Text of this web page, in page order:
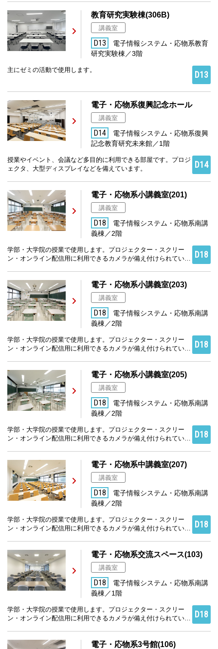
教育研究実験棟(306B)
講義室
D13
電子情報システム・応物系教育
研究実験棟／3階
主にゼミの活動で使用します。 D13
電子・応物系復興記念ホール
講義室
D14
電子情報システム・応物系復興
記念教育研究未来館／1階
授業やイベント、会議など多目的に利用できる部屋です。プロジ
ェクタ、大型ディスプレイなどを備えています。
D14
電子・応物系小講義室(201)
講義室
D18
電子情報システム・応物系南講
義棟／2階
学部・大学院の授業で使用します。プロジェクター・スクリー
ン・オンライン配信用に利用できるカメラが備え付けられていま
D18
電子・応物系小講義室(203)
講義室
D18
電子情報システム・応物系南講
義棟／2階
学部・大学院の授業で使用します。プロジェクター・スクリー
ン・オンライン配信用に利用できるカメラが備え付けられていま
D18
電子・応物系小講義室(205)
講義室
D18
電子情報システム・応物系南講
義棟／2階
学部・大学院の授業で使用します。プロジェクター・スクリー
ン・オンライン配信用に利用できるカメラが備え付けられていま
D18
電子・応物系中講義室(207)
講義室
D18
電子情報システム・応物系南講
義棟／2階
学部・大学院の授業で使用します。プロジェクター・スクリー
ン・オンライン配信用に利用できるカメラが備え付けられていま
D18
電子・応物系交流スペース(103)
講義室
D18
電子情報システム・応物系南講
義棟／1階
学部・大学院の授業で使用します。プロジェクター・スクリー
ン・オンライン配信用に利用できるカメラが備え付けられていま
D18
電子・応物系3号館(106)